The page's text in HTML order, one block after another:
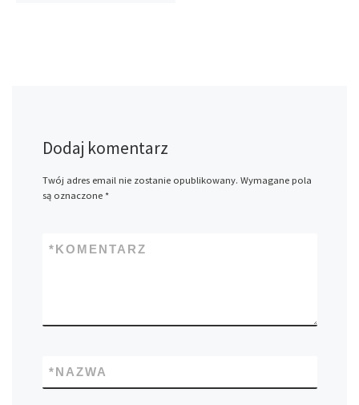
Dodaj komentarz
Twój adres email nie zostanie opublikowany. Wymagane pola
są oznaczone *
KOMENTARZ
*
NAZWA
*